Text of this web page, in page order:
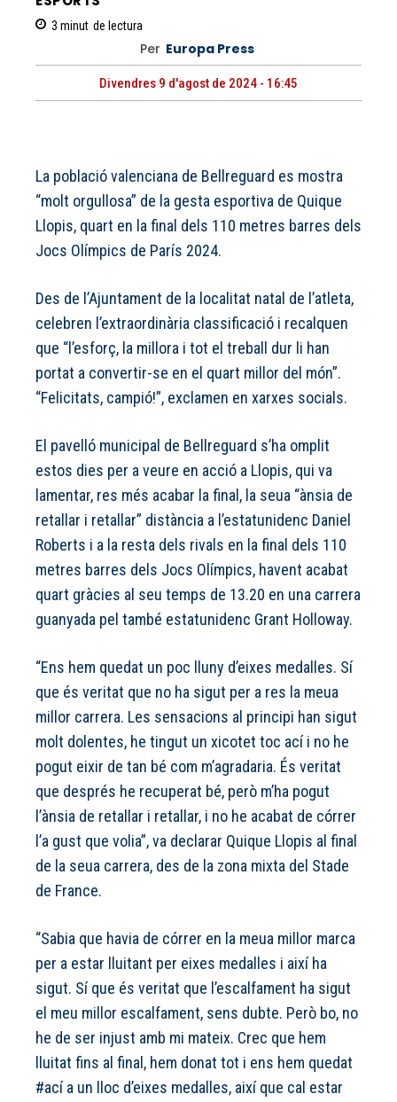
3 minut de lectura
Per Europa Press
Divendres 9 d'agost de 2024 - 16:45
La població valenciana de Bellreguard es mostra
“molt orgullosa” de la gesta esportiva de Quique
Llopis, quart en la final dels 110 metres barres dels
Jocs Olímpics de París 2024.
Des de l’Ajuntament de la localitat natal de l’atleta,
celebren l’extraordinària classificació i recalquen
que “l’esforç, la millora i tot el treball dur li han
portat a convertir-se en el quart millor del món”.
“Felicitats, campió!”, exclamen en xarxes socials.
El pavelló municipal de Bellreguard s’ha omplit
estos dies per a veure en acció a Llopis, qui va
lamentar, res més acabar la final, la seua “ànsia de
retallar i retallar” distància a l’estatunidenc Daniel
Roberts i a la resta dels rivals en la final dels 110
metres barres dels Jocs Olímpics, havent acabat
quart gràcies al seu temps de 13.20 en una carrera
guanyada pel també estatunidenc Grant Holloway.
“Ens hem quedat un poc lluny d’eixes medalles. Sí
que és veritat que no ha sigut per a res la meua
millor carrera. Les sensacions al principi han sigut
molt dolentes, he tingut un xicotet toc ací i no he
pogut eixir de tan bé com m’agradaria. És veritat
que després he recuperat bé, però m’ha pogut
l’ànsia de retallar i retallar, i no he acabat de córrer
l’a gust que volia”, va declarar Quique Llopis al final
de la seua carrera, des de la zona mixta del Stade
de France.
“Sabia que havia de córrer en la meua millor marca
per a estar lluitant per eixes medalles i així ha
sigut. Sí que és veritat que l’escalfament ha sigut
el meu millor escalfament, sens dubte. Però bo, no
he de ser injust amb mi mateix. Crec que hem
lluitat fins al final, hem donat tot i ens hem quedat
#ací a un lloc d’eixes medalles, així que cal estar